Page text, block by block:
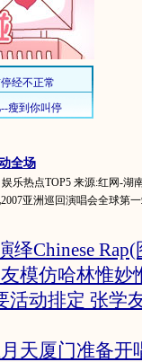
全场
乐热点TOP5 来源:红网-湖
亚洲巡回演唱会全球第
绎Chinese Rap(
模仿哈林惟妙
活动排定 张学
天厦门准备开